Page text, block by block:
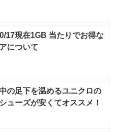
17現在1GB 当たりでお得な
について
の足下を温めるユニクロの
ューズが安くてオススメ！